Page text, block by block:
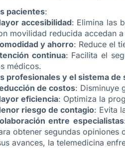
pacientes:
accesibilidad: Elimina las
movilidad reducida accedan
y ahorro: Reduce el
continua: Facilita el
médicos.
profesionales y el sistema de
de costos: Disminuye
eficiencia: Optimiza la
riesgo de contagio: Evita
entre especialistas
obtener segundas opiniones
avances, la telemedicina